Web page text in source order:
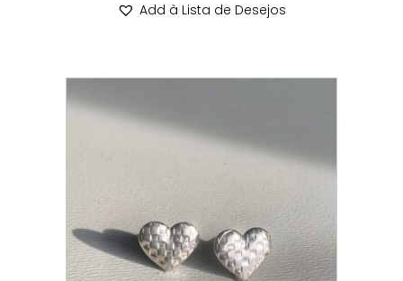
Add à Lista de Desejos